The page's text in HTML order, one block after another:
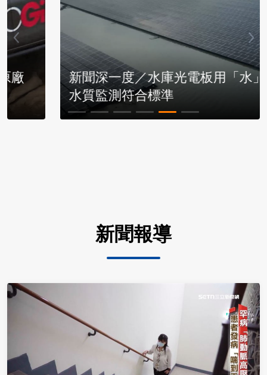
新聞深一度／水庫光電板用「水」洗
水質監測符合標準
新聞報導